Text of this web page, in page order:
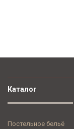
Каталог
Постельное бельё